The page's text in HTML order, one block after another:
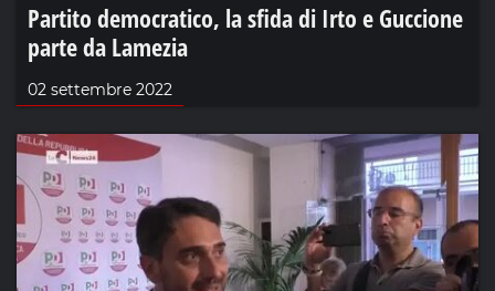
Partito democratico, la sfida di Irto e Guccione
parte da Lamezia
02 settembre 2022